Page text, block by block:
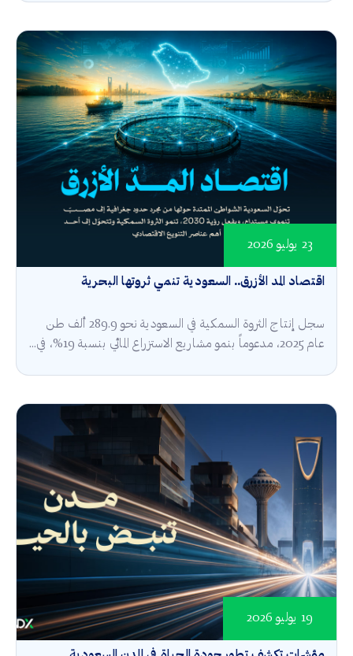
اقتصاد المد الأزرق.. السعودية تنمي ثروتها البحرية
23 يوليو 2026
سجل إنتاج الثروة السمكية في السعودية نحو 289.9 ألف طن
عام 2025، مدعوماً بنمو مشاريع الاستزراع المائي بنسبة 19%، في...
19 يوليو 2026